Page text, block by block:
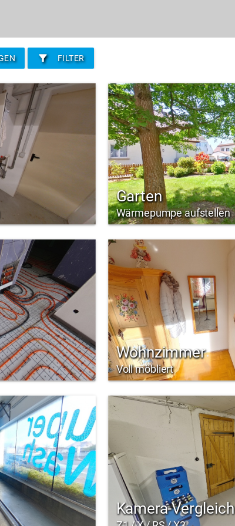
filter_alt FILTER
Garten
Wärmepumpe aufstellen
Wohnzimmer
Voll möbliert
Kamera-Vergleich